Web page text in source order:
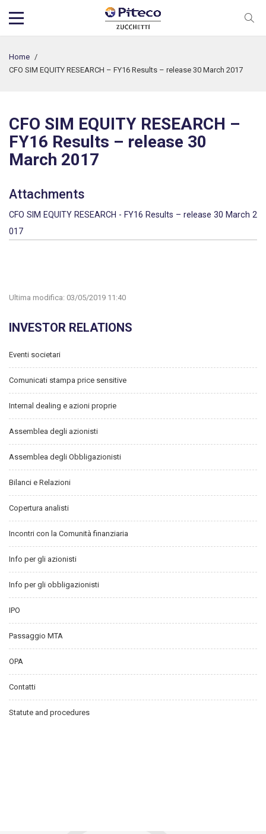
Home /
CFO SIM EQUITY RESEARCH – FY16 Results – release 30 March 2017
CFO SIM EQUITY RESEARCH –
FY16 Results – release 30
March 2017
Attachments
CFO SIM EQUITY RESEARCH - FY16 Results – release 30 March 2
017
Ultima modifica: 03/05/2019 11:40
INVESTOR RELATIONS
Eventi societari
Comunicati stampa price sensitive
Internal dealing e azioni proprie
Assemblea degli azionisti
Assemblea degli Obbligazionisti
Bilanci e Relazioni
Copertura analisti
Incontri con la Comunità finanziaria
Info per gli azionisti
Info per gli obbligazionisti
IPO
Passaggio MTA
OPA
Contatti
Statute and procedures